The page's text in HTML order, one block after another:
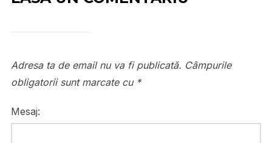
Adresa ta de email nu va fi publicată. Câmpurile
obligatorii sunt marcate cu *
Mesaj: